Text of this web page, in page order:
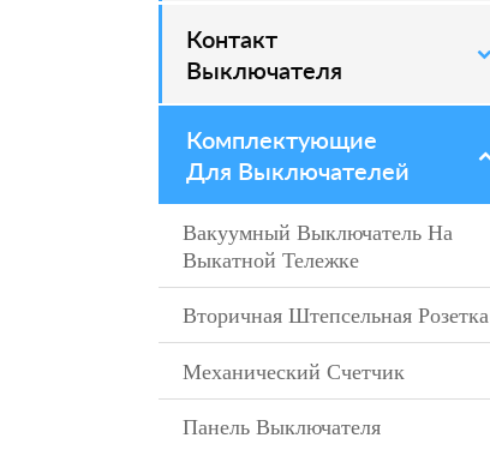
Контакт
Выключателя
–
Комплектующие
Для Выключателей
–
Вакуумный Выключатель На
Выкатной Тележке
–
Вторичная Штепсельная Розетка
–
Механический Счетчик
–
Панель Выключателя
–